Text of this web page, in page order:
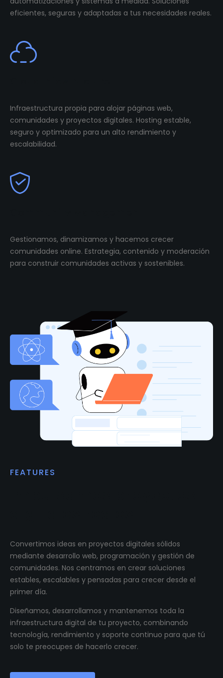
eficientes, seguras y adaptadas a tus necesidades reales.
Infraestructura propia para alojar páginas web,
comunidades y proyectos digitales. Hosting estable,
seguro y optimizado para un alto rendimiento y
escalabilidad.
Gestionamos, dinamizamos y hacemos crecer
comunidades online. Estrategia, contenido y moderación
para construir comunidades activas y sostenibles.
FEATURES
Convertimos ideas en proyectos digitales sólidos
mediante desarrollo web, programación y gestión de
comunidades. Nos centramos en crear soluciones
estables, escalables y pensadas para crecer desde el
primer día.
Diseñamos, desarrollamos y mantenemos toda la
infraestructura digital de tu proyecto, combinando
tecnología, rendimiento y soporte continuo para que tú
solo te preocupes de hacerlo crecer.